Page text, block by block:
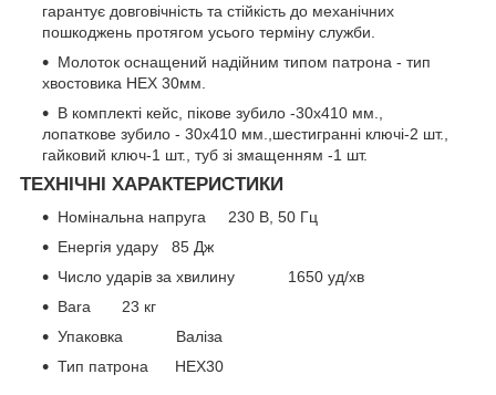
гарантує довговічність та стійкість до механічних
пошкоджень протягом усього терміну служби.
Молоток оснащений надійним типом патрона - тип
хвостовика НЕХ 30мм.
В комплекті кейс, пікове зубило -30х410 мм.,
лопаткове зубило - 30х410 мм.,шестигранні ключі-2 шт.,
гайковий ключ-1 шт., туб зі змащенням -1 шт.
ТЕХНІЧНІ ХАРАКТЕРИСТИКИ
Номінальна напруга 230 В, 50 Гц
Енергія удару 85 Дж
Число ударів за хвилину 1650 уд/хв
Bara 23 кг
Упаковка Валіза
Тип патрона HEX30